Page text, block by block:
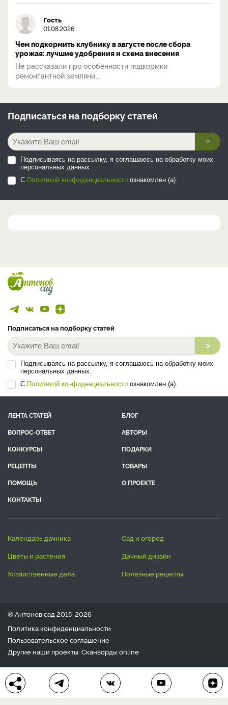
Гость
01.08.2026
Чем подкормить клубнику в августе после сбора
урожая: лучшие удобрения и схема внесения
Не рассказали про особенности подкормки
ремонтантной земляни...
Подписаться на подборку статей
>
Подписываясь на рассылку, я соглашаюсь на обработку моих
персональных данных.
С Политикой конфиденциальности ознакомлен (а).
Подписаться на подборку статей
>
Подписываясь на рассылку, я соглашаюсь на обработку моих
персональных данных.
С Политикой конфиденциальности ознакомлен (а).
ЛЕНТА СТАТЕЙ
БЛОГ
ВОПРОС-ОТВЕТ
АВТОРЫ
КОНКУРСЫ
ПОДАРКИ
РЕЦЕПТЫ
ТОВАРЫ
ПОМОЩЬ
О ПРОЕКТЕ
КОНТАКТЫ
календарь дачника
сад и огород
цветы и растения
дачный дизайн
хозяйственные дела
полезные рецепты
® Антонов сад 2015-2026
Политика конфиденциальности
Пользовательское соглашение
Другие наши проекты: Сканвордыonline
Любое использование материала допускается только с
письменного согласия редакции